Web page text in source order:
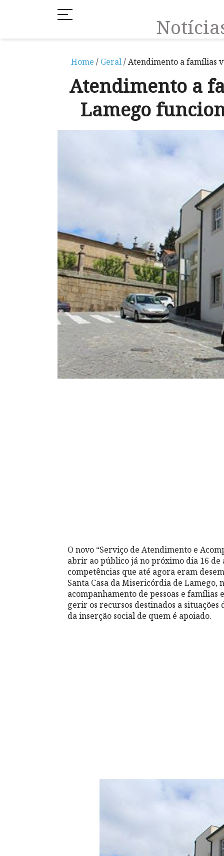
Home / Geral/ Atendimento a famílias
Atendimento a
Lamego
O novo “Serviço de Atendimento e
abrir ao público já no próximo dia 16 de
competências que até agora eram
Santa Casa da Misericórdia de
acompanhamento de pessoas e
gerir os recursos destinados a
da inserção social de quem é apoiado.